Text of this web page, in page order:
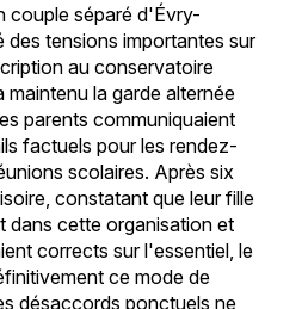
couple séparé d'Évry-
des tensions importantes sur
au conservatoire
la garde alternée
parents communiquaient
factuels pour les rendez-
scolaires. Après six
constatant que leur fille
dans cette organisation et
corrects sur l'essentiel, le
ce mode de
désaccords ponctuels ne